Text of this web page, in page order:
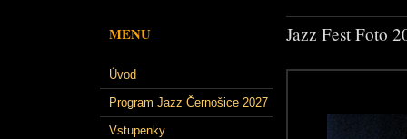
MENU
Úvod
Program Jazz Černošice 2027
Vstupenky
Jazz Fest Foto